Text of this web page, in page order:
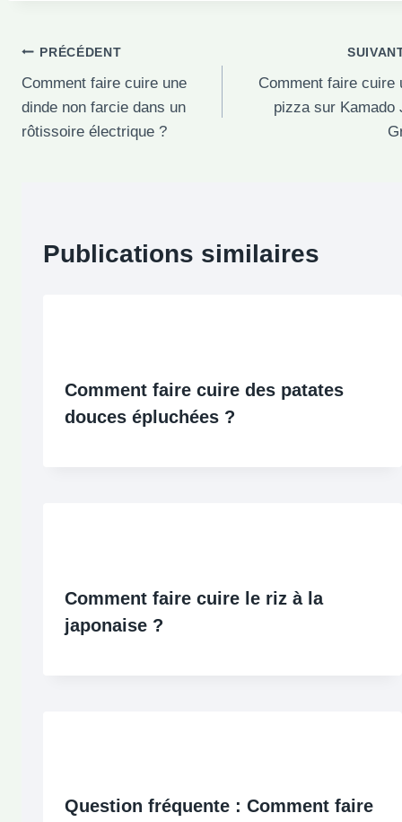
Navigation
de
l’article
PRÉCÉDENT
Comment faire cuire une
dinde non farcie dans un
rôtissoire électrique ?
Comment faire cuire
pizza sur Kamado
Publications similaires
Comment faire cuire des patates
douces épluchées ?
Comment faire cuire le riz à la
japonaise ?
Question fréquente : Comment faire